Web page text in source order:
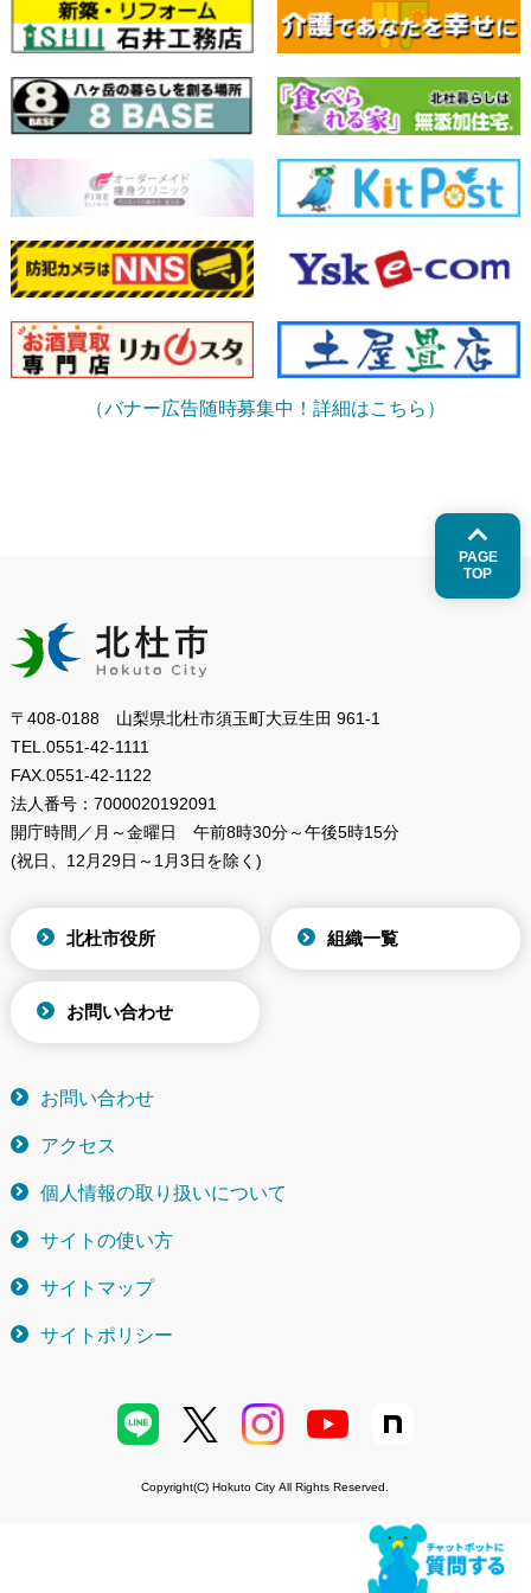
（バナー広告随時募集中！詳細はこちら）
PAGE
TOP
〒408-0188 山梨県北杜市須玉町大豆生田 961-1
TEL. 0551-42-1111
FAX. 0551-42-1122
法人番号： 7000020192091
開庁時間／月～金曜日
午前8時30分～午後5時15分
(祝日、12月29日～1月3日を除く)
北杜市役所 組織一覧
お問い合わせ
お問い合わせ
アクセス
個人情報の取り扱いについて
サイトの使い方
サイトマップ
サイトポリシー
Copyright(C) Hokuto City All Rights Reserved.